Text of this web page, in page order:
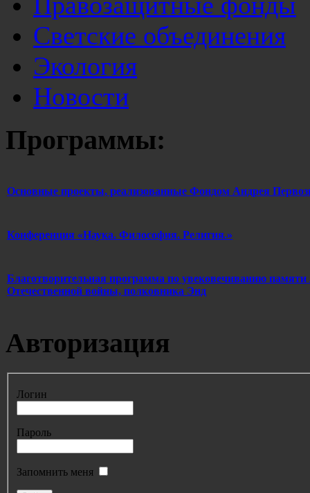
Светские объединения
Экология
Новости
Программы:
Основные проекты, реализованные Фондом Андрея
Конференция «Наука. Философия. Религия.»
Благотворительная программа по увековечиванию памяти
Отечественной войны, полковника Энд
Авторизация
Логин
Пароль
Запомнить меня